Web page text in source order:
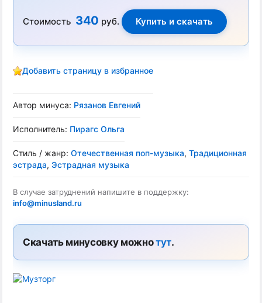
Стоимость 340 руб.
Добавить страницу в избранное
Автор минуса: Рязанов Евгений
Исполнитель: Пирагс Ольга
Стиль / жанр: Отечественная поп-музыка, Традиционная
эстрада, Эстрадная музыка
В случае затруднений напишите в поддержку:
info@minusland.ru
Скачать минусовку можнотут.